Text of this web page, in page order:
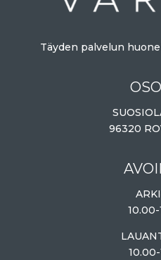
Täyden palvelun
96320